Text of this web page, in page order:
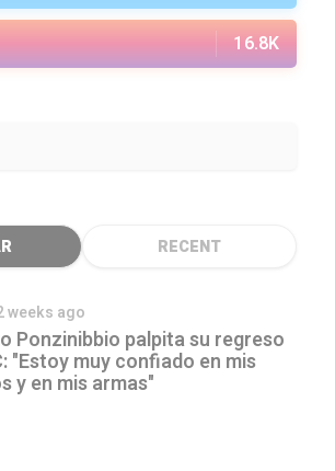
16.8K
RECENT
weeks ago
Ponzinibbio palpita su regreso
"Estoy muy confiado en mis
y en mis armas"